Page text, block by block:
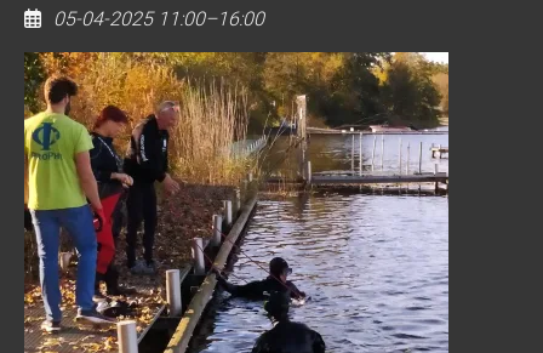
05-04-2025 11:00–16:00
Dive
Clean
Up
LEINE
WEDDIGENUFER